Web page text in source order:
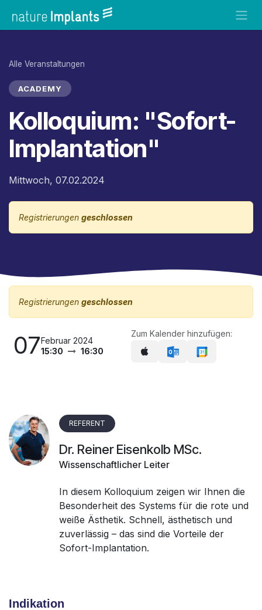
Alle Veranstaltungen
ACADEMY
Kolloquium: "Sofort-
Implantation"
Mittwoch, 07.02.2024
Registrierungen geschlossen
Registrierungen geschlossen
07Februar 2024
15:30
16:30
Zum Kalender hinzufügen:
REFERENT
Dr. Reiner Eisenkolb MSc.
Wissenschaftlicher Leiter
In diesem Kolloquium zeigen wir Ihnen die
Besonderheit des Systems für die rote und
weiße Ästhetik. Schnell, ästhetisch und
zuverlässig – das sind die Vorteile der
Sofort-Implantation.
Indikation